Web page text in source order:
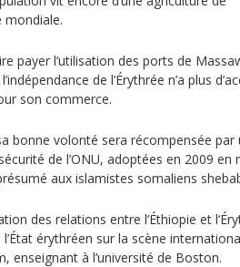
mondiale.
payer l’utilisation des ports de
de l’Érythrée n’a plus
son commerce.
bonne volonté sera récompensée par
de l’ONU, adoptées en 2009 en
aux islamistes somaliens
des relations entre l’Éthiopie et
érythréen sur la scène
enseignant à l’université de Boston.